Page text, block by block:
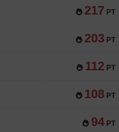
217 PT
203 PT
112 PT
108 PT
94 PT